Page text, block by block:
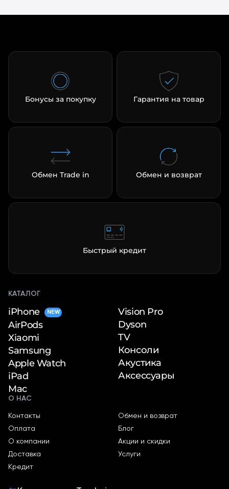
Бонусы за покупку Гарантия на товар
Обмен Trade in Обмен и возврат
Быстрый кредит
КАТАЛОГ
iPhone NEW
AirPods
Xiaomi
Samsung
Apple Watch
iPad
Mac
Vision Pro
Dyson
TV
Консоли
Акустика
Аксессуары
О НАС
Контакты
Оплата
О компании
Доставка
Кредит
Обмен и возврат
Блог
Акции и скидки
Услуги